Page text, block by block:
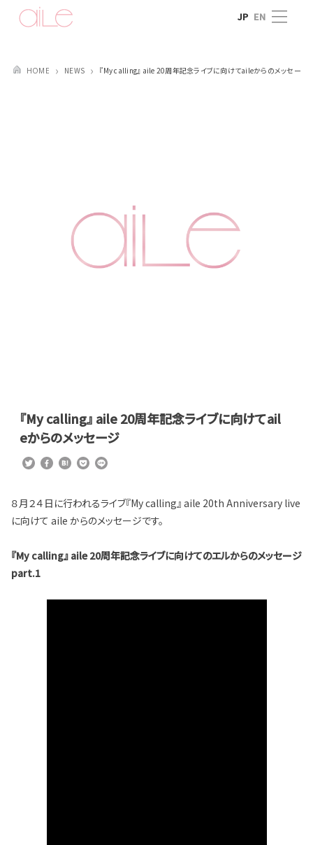
Skip
EN
JP
HOME NEWS 『My calling』 aile 20周年記念ライブに向けてaileからのメッセージ
『My calling』 aile 20周年記念ライブに向けてail
eからのメッセージ
８月２４日に行われるライブ『My calling』 aile 20th Anniversary live
に向けて aile からのメッセージです。
『My calling』 aile 20周年記念ライブに向けてのエルからのメッセージ
part.1